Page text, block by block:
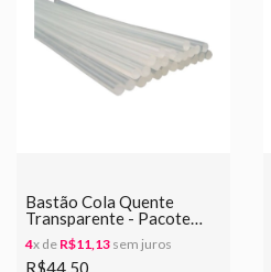
Bastão Cola Quente
Transparente - Pacote
500grs
4x de R$11,13 sem juros
R$44,50